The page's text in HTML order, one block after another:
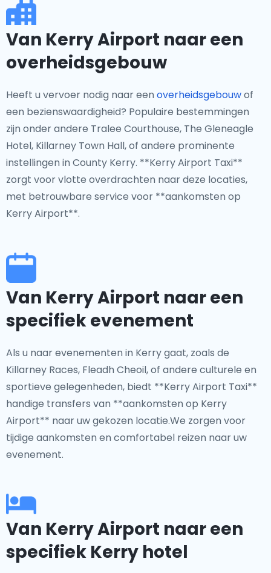
Van Kerry Airport naar een
overheidsgebouw
Heeft u vervoer nodig naar een overheidsgebouwof
een bezienswaardigheid? Populaire bestemmingen
zijn onder andere Tralee Courthouse, The Gleneagle
Hotel, Killarney Town Hall, of andere prominente
instellingen in County Kerry. **Kerry Airport Taxi**
zorgt voor vlotte overdrachten naar deze locaties,
met betrouwbare service voor **aankomsten op
Kerry Airport**.
Van Kerry Airport naar een
specifiek evenement
Als u naar evenementen in Kerry gaat, zoals de
Killarney Races, Fleadh Cheoil, of andere culturele en
sportieve gelegenheden, biedt **Kerry Airport Taxi**
handige transfers van **aankomsten op Kerry
Airport** naar uw gekozen locatie.We zorgen voor
tijdige aankomsten en comfortabel reizen naar uw
evenement.
Van Kerry Airport naar een
specifiek Kerry hotel